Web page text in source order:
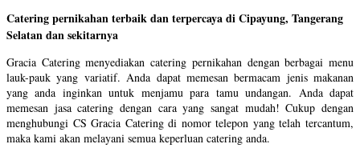
Catering pernikahan terbaik dan terpercaya di Cipayung, Tangerang
Selatan dan sekitarnya
Gracia Catering menyediakan catering pernikahan dengan berbagai menu
lauk-pauk yang variatif. Anda dapat memesan bermacam jenis makanan
yang anda inginkan untuk menjamu para tamu undangan. Anda dapat
memesan jasa catering dengan cara yang sangat mudah! Cukup dengan
menghubungi CS Gracia Catering di nomor telepon yang telah tercantum,
maka kami akan melayani semua keperluan catering anda.